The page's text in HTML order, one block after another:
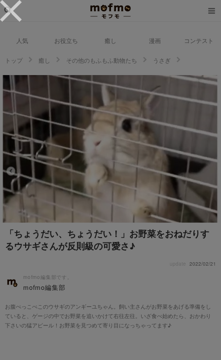
人気 お役立ち 癒し 漫画 コンテスト
トップ 癒し その他のもふもふ動物たち
うさぎ
可愛さ♪
「ちょうだい、ちょうだい！」お野菜をおねだりす
るウサギさんが反則級の可愛さ♪
update
2022/02/21
mofmo編集部です。
mofmo編集部
お腹ぺっこぺこのウサギのアンギーユちゃん。飼い主さんがお野菜をあげる準備をし
ていると、ゲージの中でお野菜を追いかけて右往左往。いざ食べ始めたら、おかわり
下さいの猛アピール！お野菜を見つめて寄り目になっちゃってます♪